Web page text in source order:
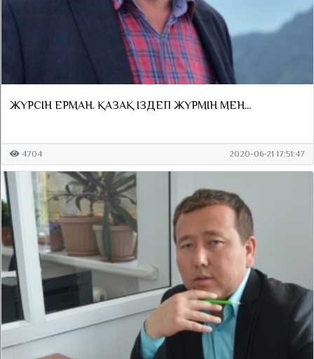
ЖҮРСІН ЕРМАН. ҚАЗАҚ ІЗДЕП ЖҮРМІН МЕН...
4704 2020-06-21 17:51:47